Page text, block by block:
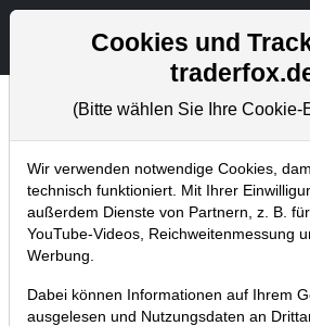
Trader-Blog
Home Blog Trader-Blog
Easy-Scan - Diese
Qualitätsaktien
gerade an!
Cookies und
(Bitte wählen Sie Ihre Cookie-
Wir verwenden notwendige Cookies,
technisch funktioniert. Mit Ihrer
außerdem Dienste von Partnern, z. B.
YouTube-Videos, Reichweitenmessung
Werbung.
Dabei können Informationen auf Ihrem
ausgelesen und Nutzungsdaten an